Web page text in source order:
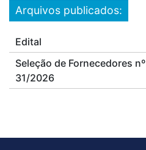
Arquivos publicados:
Edital
Seleção de Fornecedores nº
31/2026